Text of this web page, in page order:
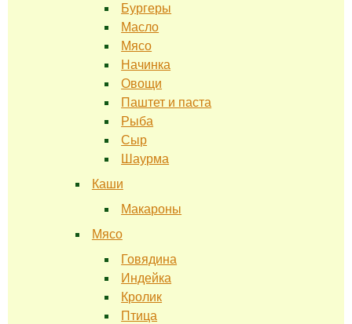
Бургеры
Масло
Мясо
Начинка
Овощи
Паштет и паста
Рыба
Сыр
Шаурма
Каши
Макароны
Мясо
Говядина
Индейка
Кролик
Птица